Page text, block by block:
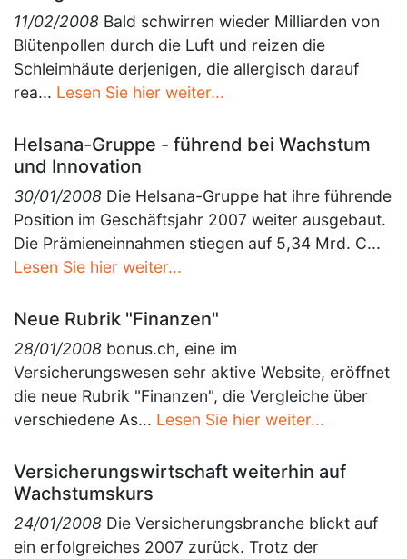
11/02/2008 Bald schwirren wieder Milliarden von
Blütenpollen durch die Luft und reizen die
Schleimhäute derjenigen, die allergisch darauf
rea... Lesen Sie hier weiter...
Helsana-Gruppe - führend bei Wachstum
und Innovation
30/01/2008 Die Helsana-Gruppe hat ihre führende
Position im Geschäftsjahr 2007 weiter ausgebaut.
Die Prämieneinnahmen stiegen auf 5,34 Mrd. C...
Lesen Sie hier weiter...
Neue Rubrik "Finanzen"
28/01/2008 bonus.ch, eine im
Versicherungswesen sehr aktive Website, eröffnet
die neue Rubrik "Finanzen", die Vergleiche über
verschiedene As... Lesen Sie hier weiter...
Versicherungswirtschaft weiterhin auf
Wachstumskurs
24/01/2008 Die Versicherungsbranche blickt auf
ein erfolgreiches 2007 zurück. Trotz der